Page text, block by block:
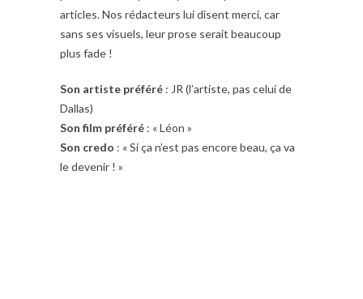
articles. Nos rédacteurs lui disent merci, car
sans ses visuels, leur prose serait beaucoup
plus fade !
Son artiste préféré : JR (l’artiste, pas celui de
Dallas)
Son film préféré : « Léon »
Son credo : « Si ça n’est pas encore beau, ça va
le devenir ! »